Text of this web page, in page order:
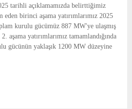
tarihli açıklamamızda belirttiğimiz
eden birinci aşama yatırımlarımız 2025
kurulu gücümüz 887 MW'ye ulaşmış
aşama yatırımlarımız tamamlandığında
gücünün yaklaşık 1200 MW düzeyine